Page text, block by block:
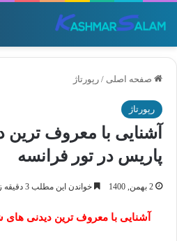
صفحه اصلی / رپورتاژ
رپورتاژ
آشنایی با معروف ترین
پاریس در تور فرانسه
2 بهمن, 1400 خواندن این مطلب 3 دقیقه زمان میبرد
آشنایی با معروف ترین دیدنی